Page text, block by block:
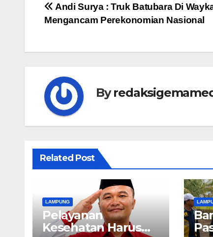
Navigasi
pos
Andi Surya : Truk Batubara Di
Mengancam Perekonomian Nasional
By
Related Post
LAMPUNG
Pelayanan
Kesehatan Harus